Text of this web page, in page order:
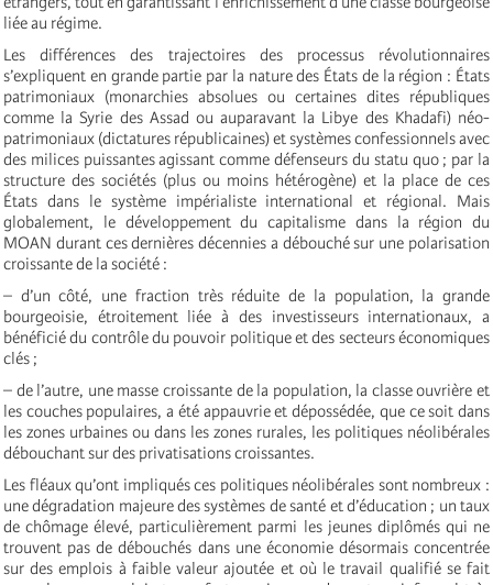
liée au régime.
Les différences des trajectoires des processus révolutionnaires
s’expliquent en grande partie par la nature des États de la région : États
patrimoniaux (monarchies absolues ou certaines dites républiques
comme la Syrie des Assad ou auparavant la Libye des Khadafi) néo-
patrimoniaux (dictatures républicaines) et systèmes confessionnels avec
des milices puissantes agissant comme défenseurs du statu quo ; par la
structure des sociétés (plus ou moins hétérogène) et la place de ces
États dans le système impérialiste international et régional. Mais
globalement, le développement du capitalisme dans la région du
MOAN durant ces dernières décennies a débouché sur une polarisation
croissante de la société :
– d’un côté, une fraction très réduite de la population, la grande
bourgeoisie, étroitement liée à des investisseurs internationaux, a
bénéficié du contrôle du pouvoir politique et des secteurs économiques
clés ;
– de l’autre, une masse croissante de la population, la classe ouvrière et
les couches populaires, a été appauvrie et dépossédée, que ce soit dans
les zones urbaines ou dans les zones rurales, les politiques néolibérales
débouchant sur des privatisations croissantes.
Les fléaux qu’ont impliqués ces politiques néolibérales sont nombreux :
une dégradation majeure des systèmes de santé et d’éducation ; un taux
de chômage élevé, particulièrement parmi les jeunes diplômés qui ne
trouvent pas de débouchés dans une économie désormais concentrée
sur des emplois à faible valeur ajoutée et où le travail qualifié se fait